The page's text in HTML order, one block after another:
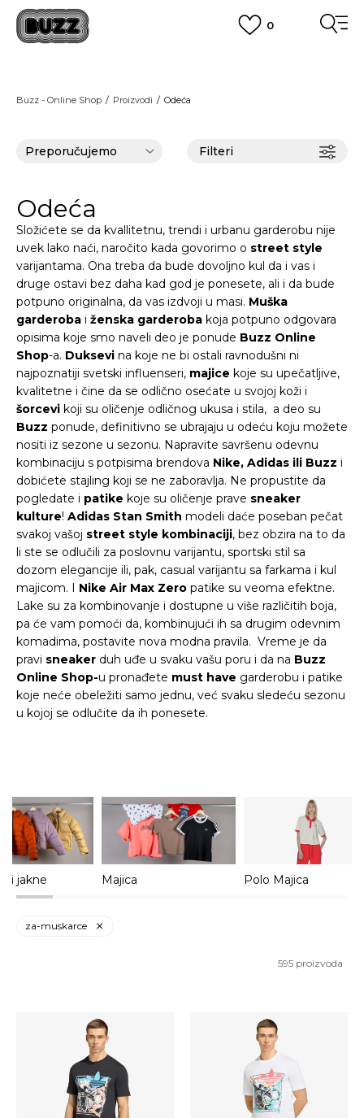
0
POGLEDAJ VIŠE
Buzz - Online Shop Proizvodi Odeća
Filteri
Odeća
Složićete se da kvallitetnu, trendi i urbanu garderobu nije
uvek lako naći, naročito kada govorimo o street style
varijantama. Ona treba da bude dovoljno kul da i vas i
druge ostavi bez daha kad god je ponesete, ali i da bude
potpuno originalna, da vas izdvoji u masi. Muška
garderoba i ženska garderoba koja potpuno odgovara
opisima koje smo naveli deo je ponude Buzz Online
Shop-a. Duksevi na koje ne bi ostali ravnodušni ni
najpoznatiji svetski influenseri, majice koje su upečatljive,
kvalitetne i čine da se odlično osećate u svojoj koži i
šorcevi koji su oličenje odličnog ukusa i stila, a deo su
Buzz ponude, definitivno se ubrajaju u odeću koju možete
nositi iz sezone u sezonu. Napravite savršenu odevnu
kombinaciju s potpisima brendova Nike, Adidas ili Buzz i
dobićete stajling koji se ne zaboravlja. Ne propustite da
pogledate i patike koje su oličenje prave sneaker
kulture! Adidas Stan Smith modeli daće poseban pečat
svakoj vašoj street style kombinaciji, bez obzira na to da
li ste se odlučili za poslovnu varijantu, sportski stil sa
dozom elegancije ili, pak, casual varijantu sa farkama i kul
majicom. I Nike Air Max Zero patike su veoma efektne.
Lake su za kombinovanje i dostupne u više različitih boja,
pa će vam pomoći da, kombinujući ih sa drugim odevnim
komadima, postavite nova modna pravila. Vreme je da
pravi sneaker duh uđe u svaku vašu poru i da na Buzz
Online Shop-u pronađete must have garderobu i patike
koje neće obeležiti samo jednu, već svaku sledeću sezonu
u kojoj se odlučite da ih ponesete.
i jakne Majica Polo Majica
za-muskarce
595 proizvoda